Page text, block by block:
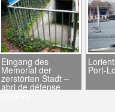
Eingang des
Memorial der
zerstörten Stadt –
abri de défense
Port-